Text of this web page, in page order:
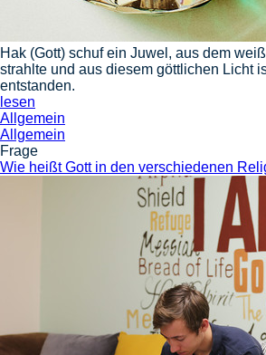
Hak (Gott) schuf ein Juwel, aus dem
strahlte und aus diesem göttlichen Licht
entstanden.
lesen
Allgemein
Allgemein
Frage
Wie heißt Gott in den verschiedenen